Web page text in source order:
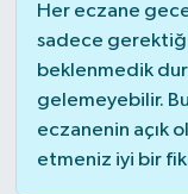
Her eczane
sadece
beklenmedik
gelemeyebilir.
eczanenin açık
etmeniz iyi bir